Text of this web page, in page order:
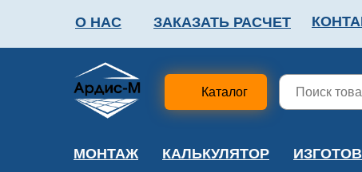
О НАС ЗАКАЗАТЬ РАСЧЕТ
ФАЛЬШПОЛ
Каталог
МОНТАЖ КАЛЬКУЛЯТОР